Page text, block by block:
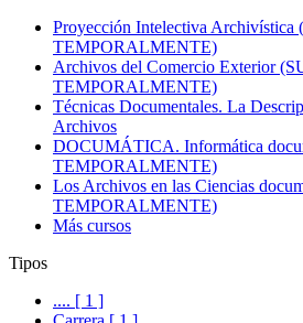
Proyección Intelectiva
TEMPORALMENTE)
Archivos del Comercio Exterior
TEMPORALMENTE)
Técnicas Documentales. La
Archivos
DOCUMÁTICA. Informática
TEMPORALMENTE)
Los Archivos en las Ciencias
TEMPORALMENTE)
Más cursos
Tipos
.... [ 1 ]